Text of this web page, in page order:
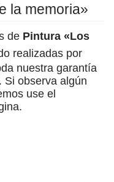
la memoria»
de Pintura «Los
realizadas por
nuestra garantía
Si observa algún
use el